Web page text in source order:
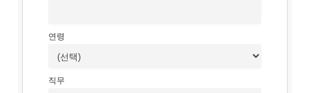
연령
직무